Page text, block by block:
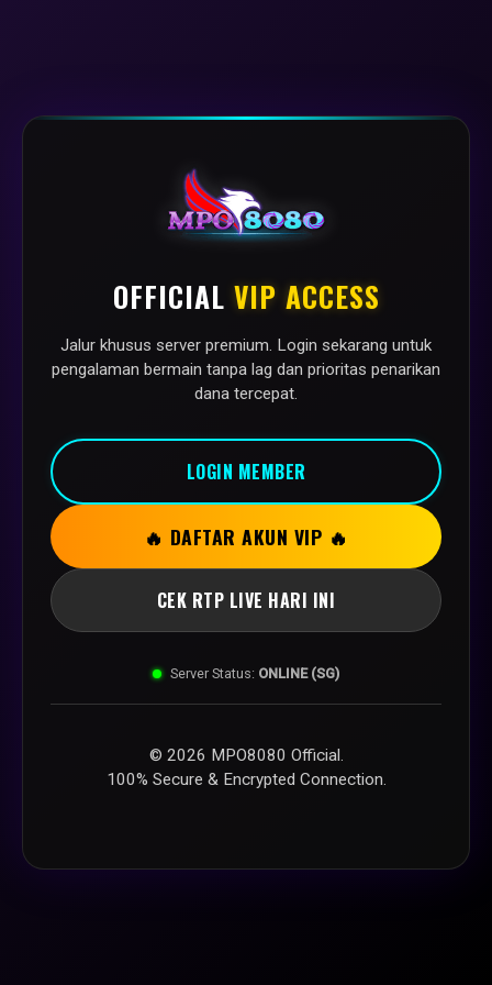
OFFICIAL VIP ACCESS
Jalur khusus server premium. Login sekarang untuk
pengalaman bermain tanpa lag dan prioritas penarikan
dana tercepat.
LOGIN MEMBER
🔥 DAFTAR AKUN VIP 🔥
CEK RTP LIVE HARI INI
Server Status: ONLINE (SG)
© 2026 MPO8080 Official.
100% Secure & Encrypted Connection.